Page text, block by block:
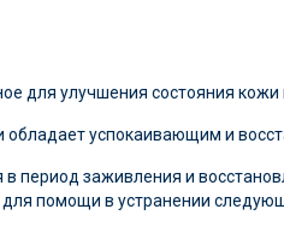
улучшения состояния кожи
обладает успокаивающим и
заживления и
помощи в устранении